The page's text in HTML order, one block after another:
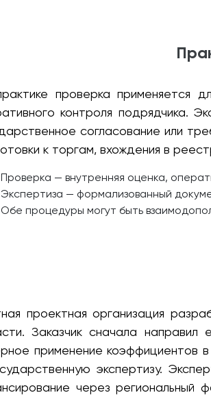
проверка применяется
контроля подрядчика.
согласование или
к торгам, вхождения в
Проверка — внутренняя оценка,
Экспертиза — формализованный
Обе процедуры могут быть
проектная организация
Заказчик сначала
применение коэффициентов
экспертизу.
через